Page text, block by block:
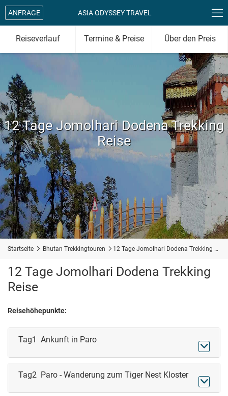

ANFRAGE ASIA ODYSSEY TRAVEL
Reiseverlauf Termine & Preise Über den Preis
12 Tage Jomolhari Dodena Trekking
Reise
Startseite  Bhutan Trekkingtouren  12 Tage Jomolhari Dodena Trekking Reise
12 Tage Jomolhari Dodena Trekking
Reise
Reisehöhepunkte:
Tag1 Ankunft in Paro

Tag2 Paro - Wanderung zum Tiger Nest Kloster
